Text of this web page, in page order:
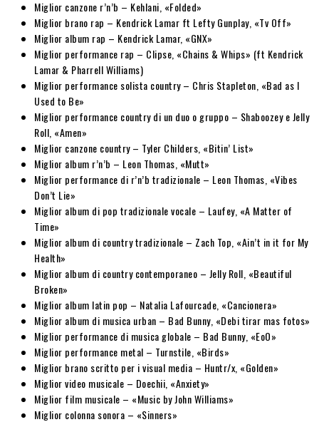
Miglior canzone r’n’b – Kehlani, «Folded»
Miglior brano rap – Kendrick Lamar ft Lefty Gunplay, «Tv Off»
Miglior album rap – Kendrick Lamar, «GNX»
Miglior performance rap – Clipse, «Chains & Whips» (ft Kendrick
Lamar & Pharrell Williams)
Miglior performance solista country – Chris Stapleton, «Bad as I
Used to Be»
Miglior performance country di un duo o gruppo – Shaboozey e Jelly
Roll, «Amen»
Miglior canzone country – Tyler Childers, «Bitin’ List»
Miglior album r’n’b – Leon Thomas, «Mutt»
Miglior performance di r’n’b tradizionale – Leon Thomas, «Vibes
Don’t Lie»
Miglior album di pop tradizionale vocale – Laufey, «A Matter of
Time»
Miglior album di country tradizionale – Zach Top, «Ain’t in it for My
Health»
Miglior album di country contemporaneo – Jelly Roll, «Beautiful
Broken»
Miglior album latin pop – Natalia Lafourcade, «Cancionera»
Miglior album di musica urban – Bad Bunny, «Debi tirar mas fotos»
Miglior performance di musica globale – Bad Bunny, «EoO»
Miglior performance metal – Turnstile, «Birds»
Miglior brano scritto per i visual media – Huntr/x, «Golden»
Miglior video musicale – Doechii, «Anxiety»
Miglior film musicale – «Music by John Williams»
Miglior colonna sonora – «Sinners»